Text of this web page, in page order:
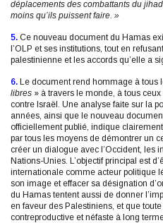
déplacements des combattants du
moins qu’ils puissent faire. »
5. Ce nouveau document du Hamas
l’OLP et ses institutions, tout en
palestinienne et les accords qu’elle a
6. Le document rend hommage à tous
libres » à travers le monde, à tous
contre Israël. Une analyse faite sur la
années, ainsi que le nouveau
officiellement publié, indique
par tous les moyens de démontrer un
créer un dialogue avec l’Occident, les
Nations-Unies. L’objectif principal est
internationale comme acteur politique
son image et effacer sa désignation
du Hamas tentent aussi de donner
en faveur des Palestiniens, et que
contreproductive et néfaste à long